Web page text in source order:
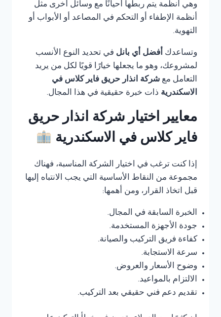
وهي أنظمة يتم ربطها أحيانًا مع وسائل أخرى مثل
أنظمة الإطفاء أو التحكم في المصاعد أو الأبواب أو
التهوية.
وتساعدك أفضل أي بانل في تحديد النوع الأنسب
لمشروعك، وهو ما يجعلها خيارًا قويًا لكل من يريد
التعامل مع شركة انذار حريق فاير كلاس في
الاسكندرية ذات خبرة حقيقية في هذا المجال.
معايير اختيار شركة انذار حريق
فاير كلاس في الاسكندرية
إذا كنت ترغب في اختيار الشركة المناسبة، فهناك
مجموعة من النقاط الأساسية التي يجب الانتباه إليها
قبل اتخاذ القرار، ومن أهمها:
الخبرة السابقة في المجال.
جودة الأجهزة المستخدمة.
كفاءة فريق التركيب والصيانة.
سرعة الاستجابة.
وضوح الأسعار والعروض.
الالتزام بالمواعيد.
تقديم دعم فني حقيقي بعد التركيب.